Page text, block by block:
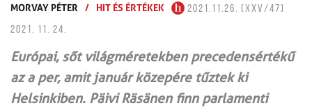
MORVAY PÉTER / HIT ÉS ÉRTÉKEK
2021.11.26. (XXV/47)
2021. 11. 24.
Európai, sőt világméretekben precedensértékű
az a per, amit január közepére tűztek ki
Helsinkiben. Päivi Räsänen finn parlamenti